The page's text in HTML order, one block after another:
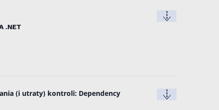
.NET
(i utraty) kontroli: Dependency